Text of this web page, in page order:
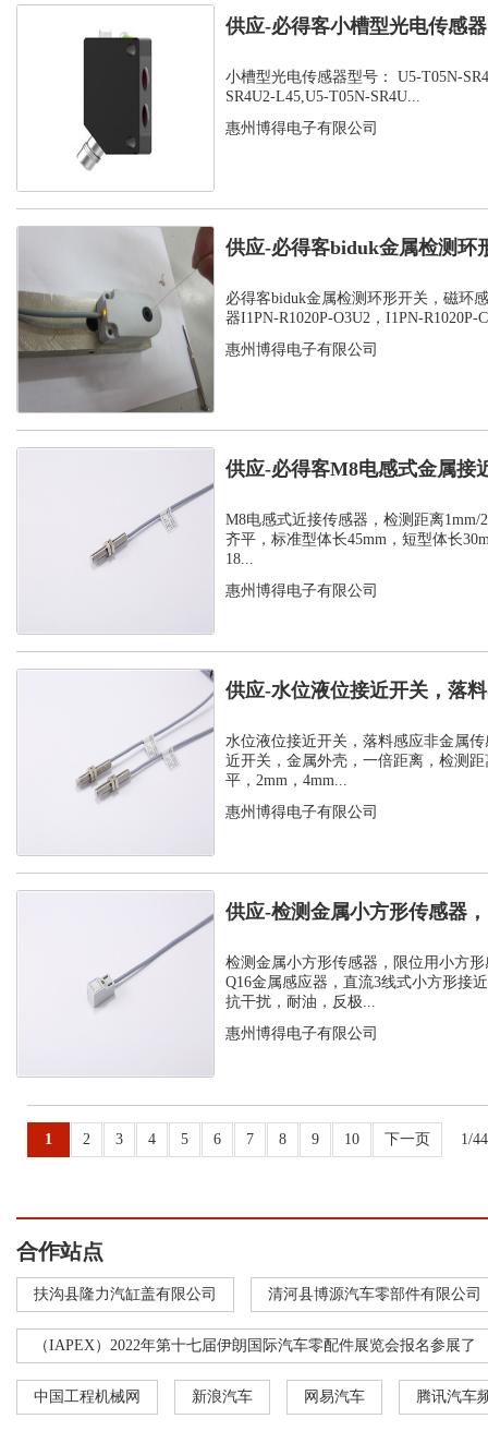
供应-必得客小槽型光电传感
SR...
小槽型光电传感器型号： U5-T05N-
SR4U2-L45,U5-T05N-SR4U...
惠州博得电子有限公司
供应-必得客biduk金属检测环
感应器...
必得客biduk金属检测环形开关，磁环
器I1PN-R1020P-O3U2，I1PN-R1020P-
惠州博得电子有限公司
供应-必得客M8电感式金属接
式安装检测...
M8电感式近接传感器，检测距离1mm/
齐平，标准型体长45mm，短型体长
18...
惠州博得电子有限公司
供应-水位液位接近开关，落
感器
水位液位接近开关，落料感应非金属
近开关，金属外壳，一倍距离，检测距
平，2mm，4mm...
惠州博得电子有限公司
供应-检测金属小方形传感器
感应器
检测金属小方形传感器，限位用小方
Q16金属感应器，直流3线式小方形接
抗干扰，耐油，反极...
惠州博得电子有限公司
1 2 3 4 5 6 7 8 9 10 下一页 1/
合作站点
扶沟县隆力汽缸盖有限公司 清河县博源汽车零部件有限公司
（IAPEX）2022年第十七届伊朗国际汽车零配件展览会报名参展了
中国工程机械网 新浪汽车 网易汽车 腾讯汽车